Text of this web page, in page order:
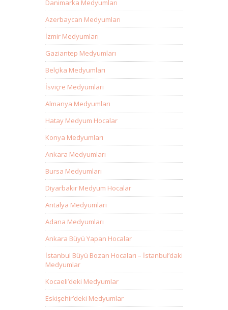
Danimarka Medyumları
Azerbaycan Medyumları
İzmir Medyumları
Gaziantep Medyumları
Belçika Medyumları
İsviçre Medyumları
Almanya Medyumları
Hatay Medyum Hocalar
Konya Medyumları
Ankara Medyumları
Bursa Medyumları
Diyarbakır Medyum Hocalar
Antalya Medyumları
Adana Medyumları
Ankara Büyü Yapan Hocalar
İstanbul Büyü Bozan Hocaları – İstanbul’daki
Medyumlar
Kocaeli’deki Medyumlar
Eskişehir’deki Medyumlar